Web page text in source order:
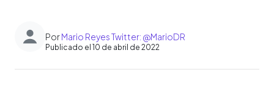
PorMario Reyes Twitter: @MarioDR
Publicado el 10 de abril de 2022